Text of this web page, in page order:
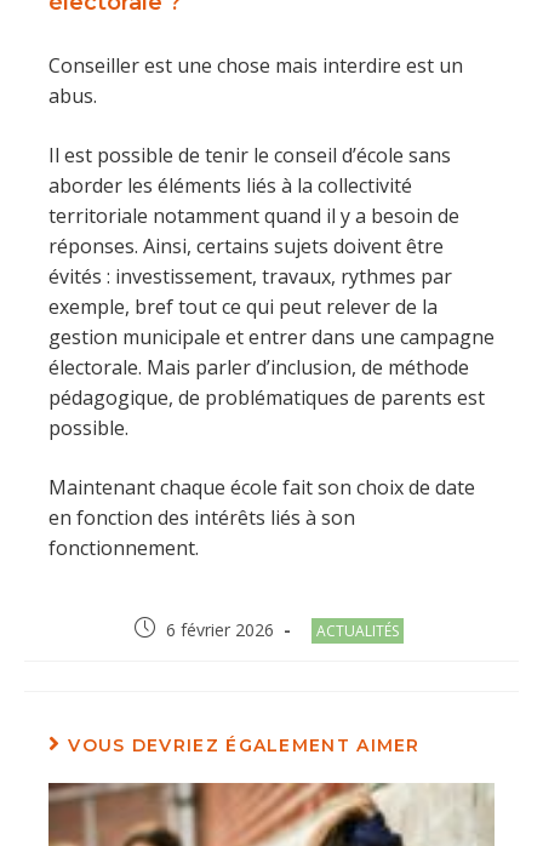
Conseiller est une chose mais interdire est un
abus.
Il est possible de tenir le conseil d’école sans
aborder les éléments liés à la collectivité
territoriale notamment quand il y a besoin de
réponses. Ainsi, certains sujets doivent être
évités : investissement, travaux, rythmes par
exemple, bref tout ce qui peut relever de la
gestion municipale et entrer dans une campagne
électorale. Mais parler d’inclusion, de méthode
pédagogique, de problématiques de parents est
possible.
Maintenant chaque école fait son choix de date
en fonction des intérêts liés à son
fonctionnement.
Post6 février 2026
Post
ACTUALITÉS
VOUS DEVRIEZ ÉGALEMENT AIMER